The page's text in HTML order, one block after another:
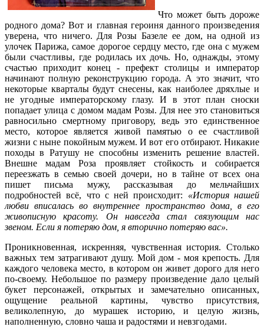
Что может быть дороже
родного дома? Вот и главная героиня данного произведения
уверена, что ничего. Для Розы Базеле ее дом, на одной из
улочек Парижа, самое дорогое сердцу место, где она с мужем
были счастливы, где родилась их дочь. Но, однажды, этому
счастью приходит конец - префект столицы и император
начинают полную реконструкцию города. А это значит, что
некоторые кварталы будут снесены, как наиболее дряхлые и
не угодные императорскому глазу. И в этот план сноски
попадает улица с домом мадам Розы. Для нее это становиться
равносильно смертному приговору, ведь это единственное
место, которое является живой памятью о ее счастливой
жизни с ныне покойным мужем. И вот его отбирают. Никакие
походы в Ратушу не способны изменить решение властей.
Внешне мадам Роза проявляет стойкость и собирается
переезжать в семью своей дочери, но в тайне от всех она
пишет письма мужу, рассказывая до мельчайших
подробностей всё, что с ней происходит: «История нашей
любви вписалась во внутреннее пространство дома, в его
живописную красоту. Он навсегда стал связующим нас
звеном. Если я потеряю дом, я вторично потеряю вас».
Проникновенная, искренняя, чувственная история. Столько
важных тем затрагивают душу. Мой дом - моя крепость. Для
каждого человека место, в котором он живет дорого для него
по-своему. Небольшое по размеру произведение дало целый
букет персонажей, открытых и замечательно описанных,
ощущение реальной картины, чувство присутствия,
великолепную, до мурашек историю, и целую жизнь,
наполненную, словно чаша и радостями и невзгодами.